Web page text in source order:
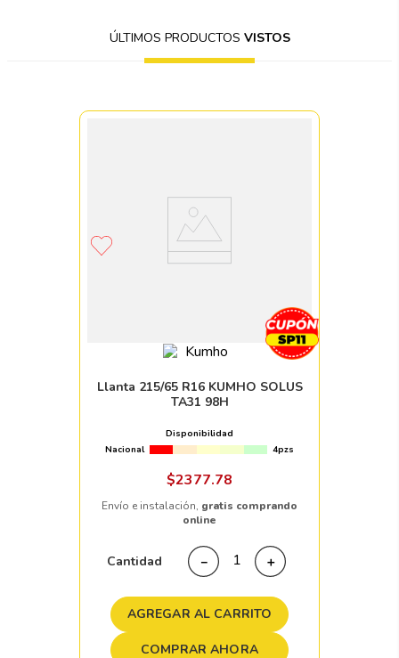
ÚLTIMOS PRODUCTOS VISTOS
Llanta 215/65 R16 KUMHO SOLUS
TA31 98H
Disponibilidad
Nacional
4pzs
$2377.78
Envío e instalación, gratis comprando
online
Cantidad ＋
－
AGREGAR AL CARRITO
COMPRAR AHORA